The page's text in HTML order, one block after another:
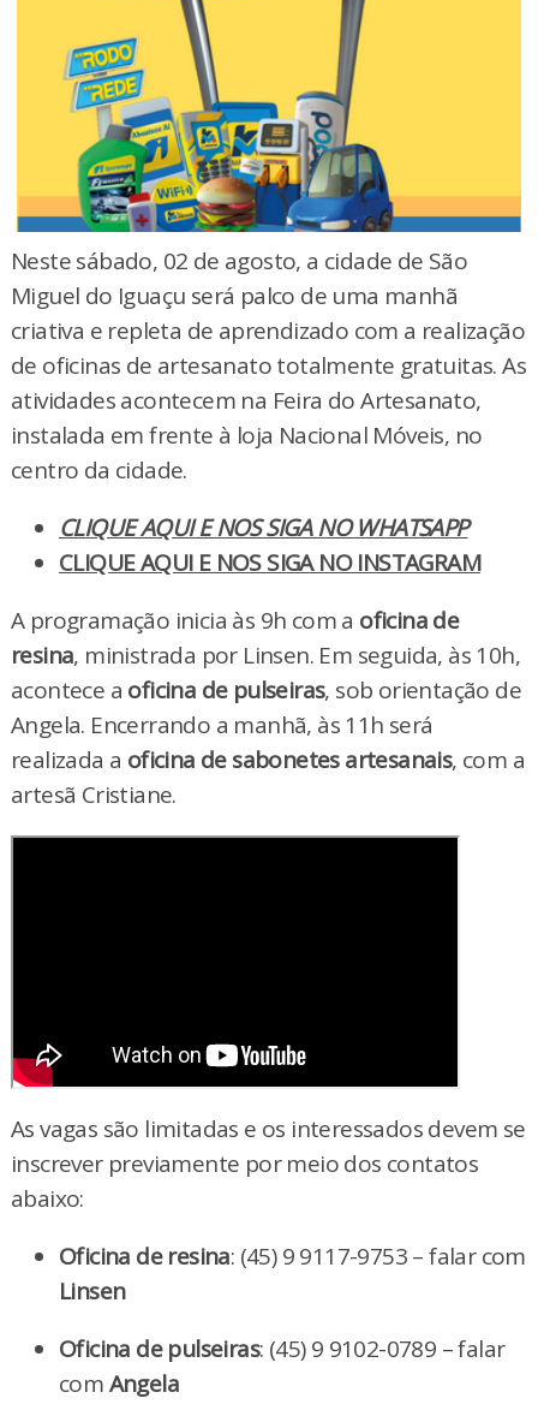
Neste sábado, 02 de agosto, a cidade de São
Miguel do Iguaçu será palco de uma manhã
criativa e repleta de aprendizado com a realização
de oficinas de artesanato totalmente gratuitas. As
atividades acontecem na Feira do Artesanato,
instalada em frente à loja Nacional Móveis, no
centro da cidade.
CLIQUE AQUI E NOS SIGA NO WHATSAPP
CLIQUE AQUI E NOS SIGA NO INSTAGRAM
A programação inicia às 9h com a oficina de
resina, ministrada por Linsen. Em seguida, às 10h,
acontece a oficina de pulseiras, sob orientação de
Angela. Encerrando a manhã, às 11h será
realizada a oficina de sabonetes artesanais, com a
artesã Cristiane.
As vagas são limitadas e os interessados devem se
inscrever previamente por meio dos contatos
abaixo:
Oficina de resina: (45) 9 9117-9753 – falar com
Linsen
Oficina de pulseiras: (45) 9 9102-0789 – falar
comAngela